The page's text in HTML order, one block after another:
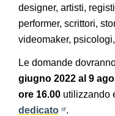
designer, artisti,
performer, scrittori,
videomaker,
Le domande
giugno 2022 al 9
ore 16.00 utilizzando
dedicato
.